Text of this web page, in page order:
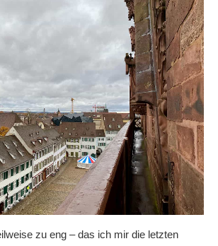
zu eng – das ich mir die letzten